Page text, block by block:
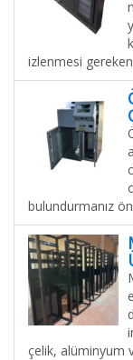
izlenmesi
bulundurmanız
çelik, alüminyum